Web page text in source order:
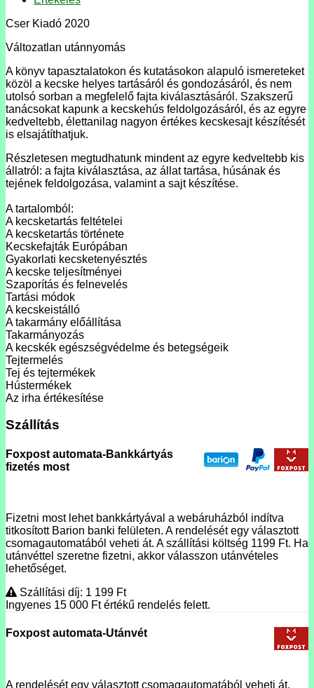
Cser Kiadó 2020
Változatlan utánnyomás
A könyv tapasztalatokon és kutatásokon alapuló ismereteket
közöl a kecske helyes tartásáról és gondozásáról, és nem
utolsó sorban a megfelelő fajta kiválasztásáról. Szakszerű
tanácsokat kapunk a kecskehús feldolgozásáról, és az egyre
kedveltebb, élettanilag nagyon értékes kecskesajt készítését
is elsajátíthatjuk.
Részletesen megtudhatunk mindent az egyre kedveltebb kis
állatról: a fajta kiválasztása, az állat tartása, húsának és
tejének feldolgozása, valamint a sajt készítése.
A tartalomból:
A kecsketartás feltételei
A kecsketartás története
Kecskefajták Európában
Gyakorlati kecsketenyésztés
A kecske teljesítményei
Szaporítás és felnevelés
Tartási módok
A kecskeistálló
A takarmány előállítása
Takarmányozás
A kecskék egészségvédelme és betegségeik
Tejtermelés
Tej és tejtermékek
Hústermékek
Az irha értékesítése
Szállítás
Foxpost automata-Bankkártyás
fizetés most
Fizetni most lehet bankkártyával a webáruházból indítva
titkosított Barion banki felületen. A rendelését egy választott
csomagautomatából veheti át. A szállítási költség 1199 Ft. Ha
utánvéttel szeretne fizetni, akkor válasszon utánvételes
lehetőséget.
Szállítási díj: 1 199 Ft
Ingyenes 15 000 Ftértékű rendelés felett.
Foxpost automata-Utánvét
A rendelését egy választott csomagautomatából veheti át.